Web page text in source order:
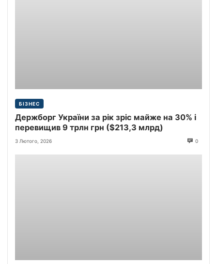
БІЗНЕС
Держборг України за рік зріс майже на 30% і
перевищив 9 трлн грн ($213,3 млрд)
3 Лютого, 2026 0